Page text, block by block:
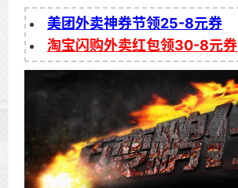
美团外卖神券节领25-8元券
淘宝闪购外卖红包领30-8元券